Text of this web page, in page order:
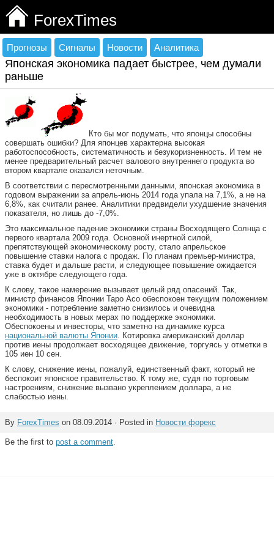
ForexTimes
Прогнозы Сигналы Новости Аналитика
Японская экономика падает быстрее, чем думали
раньше
Кто бы мог подумать, что японцы способны
совершать ошибки? Для японцев характерна высокая
работоспособность, систематичность и безукоризненность. И тем не
менее предварительный расчет валового внутреннего продукта во
втором квартале оказался неточным.
В соответствии с пересмотренными данными, японская экономика в
годовом выражении за апрель-июнь 2014 года упала на 7,1%, а не на
6,8%, как считали ранее. Аналитики предвидели ухудшение значения
показателя, но лишь до -7,0%.
Это максимальное падение экономики страны Восходящего Солнца с
первого квартала 2009 года. Основной инертной силой,
препятствующей экономическому росту, стало апрельское
повышение ставки налога с продаж. По планам премьер-министра,
ставка будет и дальше расти, и следующее повышение ожидается
уже в октябре следующего года.
К слову, такое намерение вызывает целый ряд опасений. Так,
министр финансов Японии Таро Асо обеспокоен текущим положением
экономики - потребление заметно снизилось и очевидна
необходимость в новых мерах по поддержке экономики.
Обеспокоены и инвесторы, что заметно на динамике курса
национальной валюты Японии. Котировка американский доллар
против иены продолжает восходящее движение, торгуясь у отметки в
105 иен 10 сен.
К слову, снижение иены, пожалуй, единственный факт, который не
беспокоит японское правительство. К тому же, судя по торговым
настроениям, снижение вызвано укреплением доллара, а не
слабостью иены.
By ForexTimes on 08.09.2014 · Posted in Новости форекс
Be the first to post a comment.